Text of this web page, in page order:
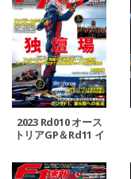
2023 Rd010 オース
トリアGP＆Rd11 イ